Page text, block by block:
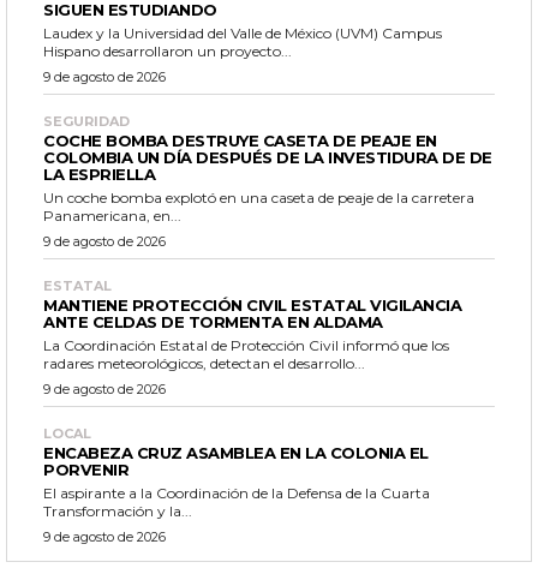
SIGUEN ESTUDIANDO
Laudex y la Universidad del Valle de México (UVM) Campus
Hispano desarrollaron un proyecto...
9 de agosto de 2026
SEGURIDAD
COCHE BOMBA DESTRUYE CASETA DE PEAJE EN
COLOMBIA UN DÍA DESPUÉS DE LA INVESTIDURA DE DE
LA ESPRIELLA
Un coche bomba explotó en una caseta de peaje de la carretera
Panamericana, en...
9 de agosto de 2026
ESTATAL
MANTIENE PROTECCIÓN CIVIL ESTATAL VIGILANCIA
ANTE CELDAS DE TORMENTA EN ALDAMA
La Coordinación Estatal de Protección Civil informó que los
radares meteorológicos, detectan el desarrollo...
9 de agosto de 2026
LOCAL
ENCABEZA CRUZ ASAMBLEA EN LA COLONIA EL
PORVENIR
El aspirante a la Coordinación de la Defensa de la Cuarta
Transformación y la...
9 de agosto de 2026